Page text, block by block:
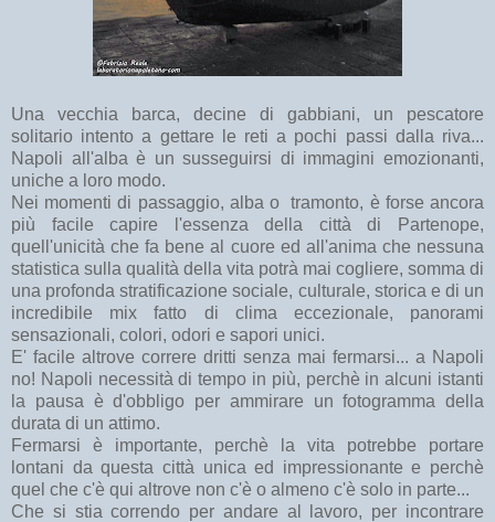
Una vecchia barca, decine di gabbiani, un pescatore
solitario intento a gettare le reti a pochi passi dalla riva...
Napoli all'alba è un susseguirsi di immagini emozionanti,
uniche a loro modo.
Nei momenti di passaggio, alba o tramonto, è forse ancora
più facile capire l'essenza della città di Partenope,
quell'unicità che fa bene al cuore ed all'anima che nessuna
statistica sulla qualità della vita potrà mai cogliere, somma di
una profonda stratificazione sociale, culturale, storica e di un
incredibile mix fatto di clima eccezionale, panorami
sensazionali, colori, odori e sapori unici.
E' facile altrove correre dritti senza mai fermarsi... a Napoli
no! Napoli necessità di tempo in più, perchè in alcuni istanti
la pausa è d'obbligo per ammirare un fotogramma della
durata di un attimo.
Fermarsi è importante, perchè la vita potrebbe portare
lontani da questa città unica ed impressionante e perchè
quel che c'è qui altrove non c'è o almeno c'è solo in parte...
Che si stia correndo per andare al lavoro, per incontrare